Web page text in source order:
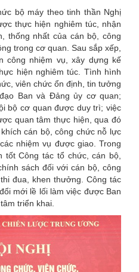
bộ máy theo tinh thần Nghị
thực hiện nghiêm túc, nhận
thống nhất của cán bộ, công
trong cơ quan. Sau sắp xếp,
công nhiệm vụ, xây dựng kế
hiện nghiêm túc. Tình hình
viên chức ổn định, tin tưởng
Ban và Đảng ủy cơ quan;
bộ cơ quan được duy trì; việc
quan tâm thực hiện, qua đó
cán bộ, công chức nỗ lực
nhiệm vụ được giao. Trong
tốt Công tác tổ chức, cán bộ,
sách đối với cán bộ, công
đua, khen thưởng. Công tác
mới lề lối làm việc được Ban
triển khai.